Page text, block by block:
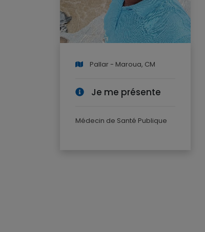
Pallar - Maroua, CM
Je me présente
Médecin de Santé Publique